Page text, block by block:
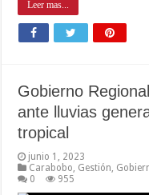
Leer mas...
Gobierno
ante lluvias
tropical
junio 1, 2023
Carabobo Gestión
0
955